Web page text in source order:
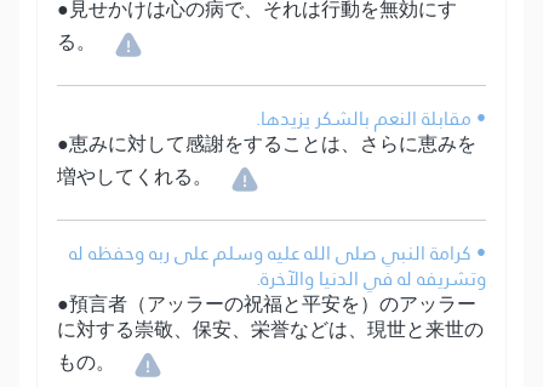
●見せかけは心の病で、それは行動を無効にす
る。
• مقابلة النعم بالشكر يزيدها.
●恵みに対して感謝をすることは、さらに恵みを
増やしてくれる。
• كرامة النبي صلى الله عليه وسلم على ربه وحفظه له
وتشريفه له في الدنيا والآخرة.
●預言者（アッラーの祝福と平安を）のアッラー
に対する崇敬、保安、栄誉などは、現世と来世の
もの。